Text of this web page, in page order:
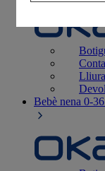
Bebè nena 0-